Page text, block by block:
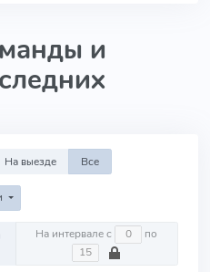
и
На выезде Все
На интервале с по